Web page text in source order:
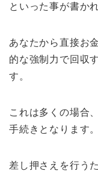
といった事が書か
あなたから直接お
的な強制力で回収
す。
これは多くの場合
手続きとなります。
差し押さえを行う